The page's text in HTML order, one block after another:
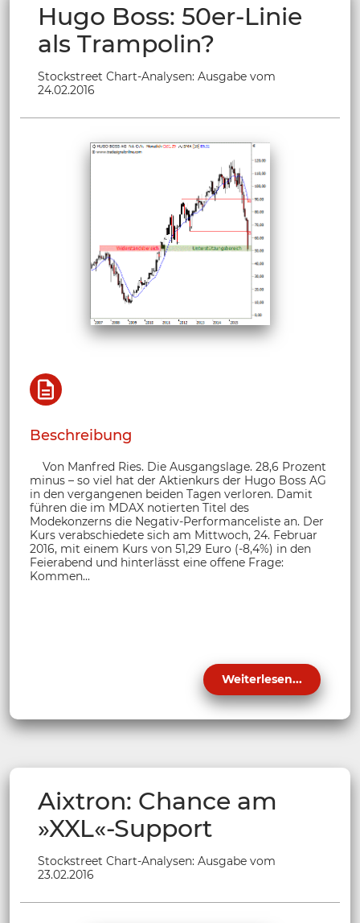
Hugo Boss: 50er-Linie
als Trampolin?
Stockstreet Chart-Analysen: Ausgabe vom
24.02.2016
Beschreibung
Von Manfred Ries. Die Ausgangslage. 28,6 Prozent
minus – so viel hat der Aktienkurs der Hugo Boss AG
in den vergangenen beiden Tagen verloren. Damit
führen die im MDAX notierten Titel des
Modekonzerns die Negativ-Performanceliste an. Der
Kurs verabschiedete sich am Mittwoch, 24. Februar
2016, mit einem Kurs von 51,29 Euro (-8,4%) in den
Feierabend und hinterlässt eine offene Frage:
Kommen...
Weiterlesen...
Aixtron: Chance am
»XXL«-Support
Stockstreet Chart-Analysen: Ausgabe vom
23.02.2016